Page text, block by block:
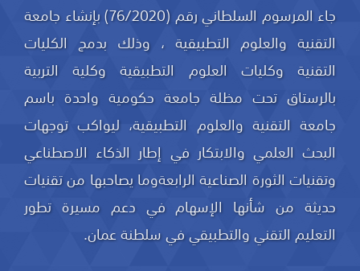
جاء المرسوم السلطاني رقم (76/2020) بإنشاء جامعة
التقنية والعلوم التطبيقية ، وذلك بدمج الكليات
التقنية وكليات العلوم التطبيقية وكلية التربية
بالرستاق تحت مظلة جامعة حكومية واحدة باسم
جامعة التقنية والعلوم التطبيقية، ليواكب توجهات
البحث العلمي والابتكار في إطار الذكاء الاصطناعي
وتقنيات الثورة الصناعية الرابعةوما يصاحبها من تقنيات
حديثة من شأنها الإسهام في دعم مسيرة تطور
التعليم التقني والتطبيقي في سلطنة عمان.